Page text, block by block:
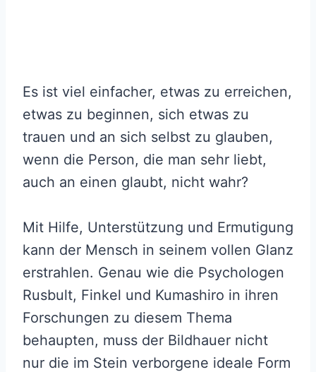
Es ist viel einfacher, etwas zu erreichen,
etwas zu beginnen, sich etwas zu
trauen und an sich selbst zu glauben,
wenn die Person, die man sehr liebt,
auch an einen glaubt, nicht wahr?
Mit Hilfe, Unterstützung und Ermutigung
kann der Mensch in seinem vollen Glanz
erstrahlen. Genau wie die Psychologen
Rusbult, Finkel und Kumashiro in ihren
Forschungen zu diesem Thema
behaupten, muss der Bildhauer nicht
nur die im Stein verborgene ideale Form